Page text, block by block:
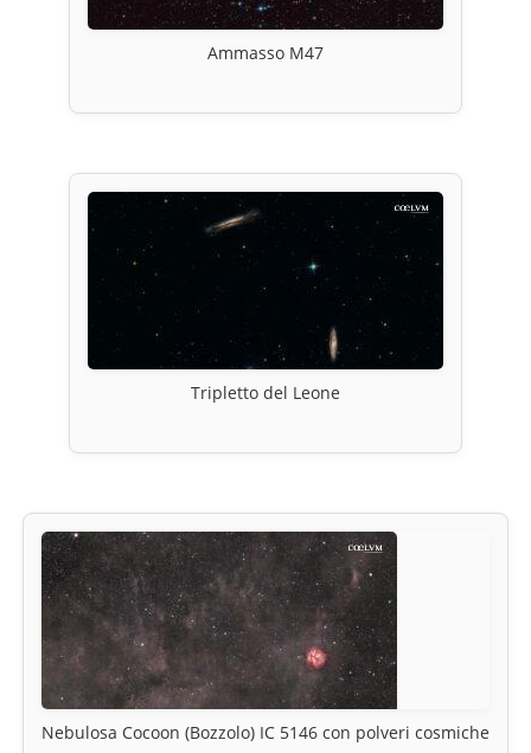
Ammasso M47
Tripletto del Leone
Nebulosa Cocoon (Bozzolo) IC 5146 con polveri cosmiche